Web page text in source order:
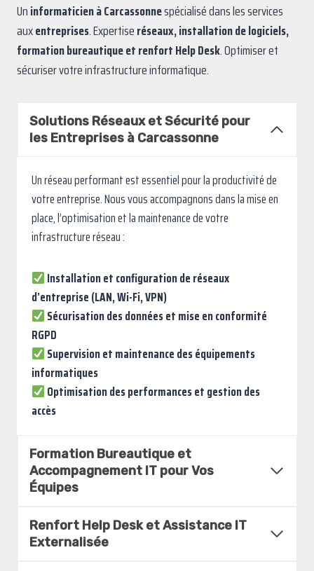
Uninformaticien à Carcassonnespécialisé dans les services
auxentreprises. Expertiseréseaux, installation de logiciels,
formation bureautique et renfort Help Desk. Optimiser et
sécuriser votre infrastructure informatique.
Solutions Réseaux et Sécurité pour
les Entreprises à Carcassonne
Un réseau performant est essentiel pour la productivité de
votre entreprise. Nous vous accompagnons dans la mise en
place, l’optimisation et la maintenance de votre
infrastructure réseau :
Installation et configuration de réseaux
d’entreprise (LAN, Wi-Fi, VPN)
Sécurisation des données et mise en conformité
RGPD
Supervision et maintenance des équipements
informatiques
Optimisation des performances et gestion des
accès
Formation Bureautique et
Accompagnement IT pour Vos
Équipes
Renfort Help Desk et Assistance IT
Externalisée